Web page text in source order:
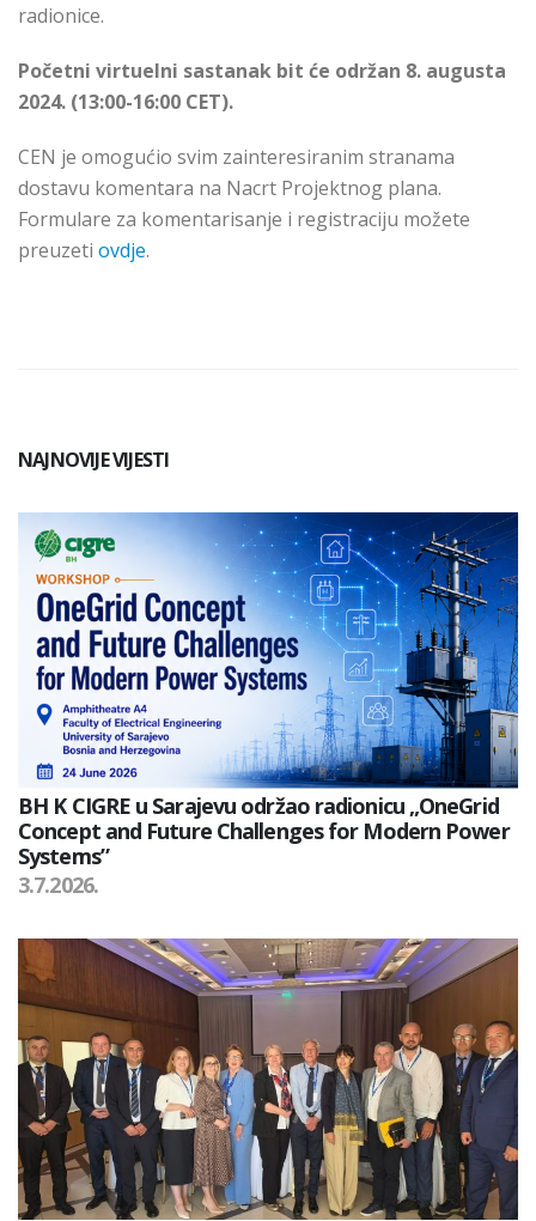
radionice.
Početni virtuelni sastanak bit će održan 8. augusta
2024. (13:00-16:00 CET).
CEN je omogućio svim zainteresiranim stranama
dostavu komentara na Nacrt Projektnog plana.
Formulare za komentarisanje i registraciju možete
preuzeti ovdje.
NAJNOVIJE VIJESTI
BH K CIGRE u Sarajevu održao radionicu „OneGrid
Concept and Future Challenges for Modern Power
Systems”
3.7.2026.